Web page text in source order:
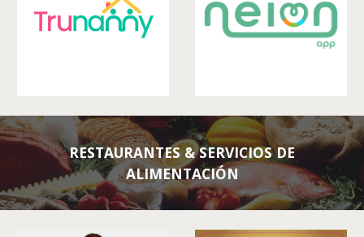
RESTAURANTES&SERVICIOS DE
ALIMENTACIÓN